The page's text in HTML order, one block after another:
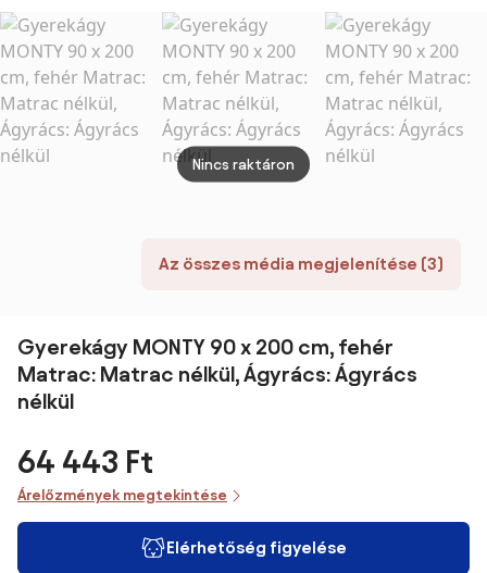
Bed - Natural
190x90 cm
Az összes média megjelenítése (3)
Nincs raktáron
Gyerekágy MONTY 90 x 200 cm, fehér
Matrac: Matrac nélkül, Ágyrács: Ágyrács
nélkül
64 443 Ft
Árelőzmények megtekintése
Elérhetőség figyelése